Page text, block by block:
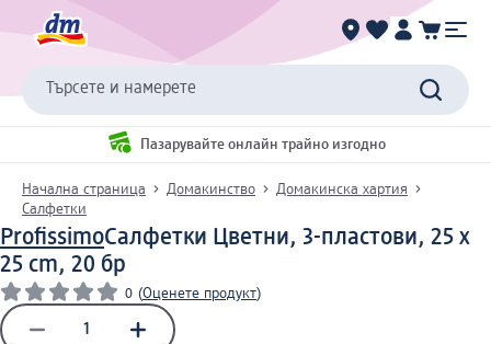
Търсете и намерете
Пазарувайте онлайн трайно изгодно
Начална страница Домакинство
Домакинска хартия
Салфетки
ProfissimoСалфетки Цветни, 3-пластови, 25 x
25 cm, 20 бр
0 (Оценете продукт)